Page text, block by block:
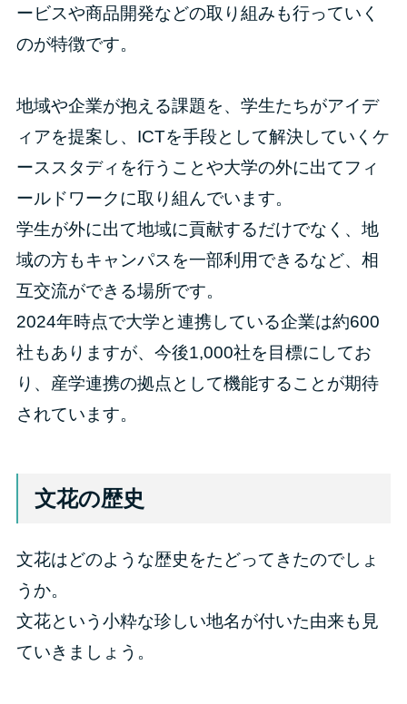
ービスや商品開発などの取り組みも行っていく
のが特徴です。
地域や企業が抱える課題を、学生たちがアイデ
ィアを提案し、ICTを手段として解決していくケ
ーススタディを行うことや大学の外に出てフィ
ールドワークに取り組んでいます。
学生が外に出て地域に貢献するだけでなく、地
域の方もキャンパスを一部利用できるなど、相
互交流ができる場所です。
2024年時点で大学と連携している企業は約600
社もありますが、今後1,000社を目標にしてお
り、産学連携の拠点として機能することが期待
されています。
文花の歴史
文花はどのような歴史をたどってきたのでしょ
うか。
文花という小粋な珍しい地名が付いた由来も見
ていきましょう。